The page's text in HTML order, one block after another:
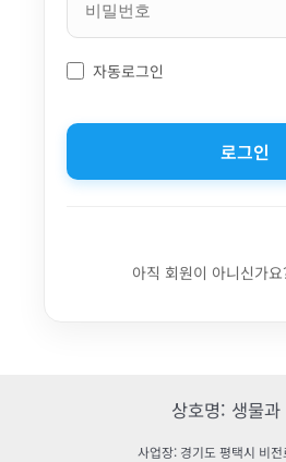
자동로그인
로그인
아직 회원이 아니신가요
상호명: 생물과
사업장: 경기도 평택시 비